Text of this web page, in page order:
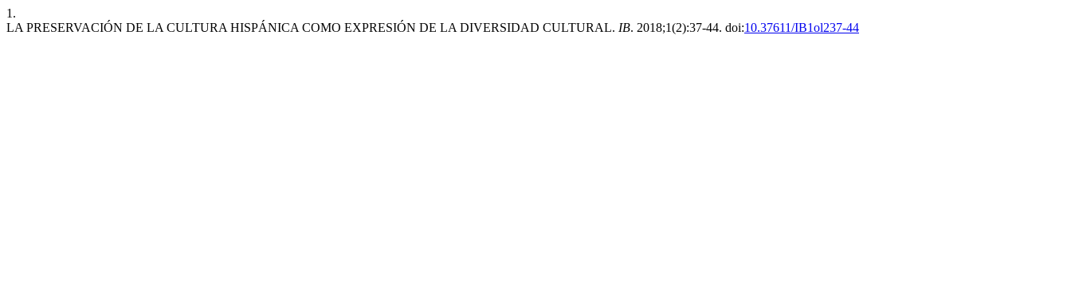
1.
LA PRESERVACIÓN DE LA CULTURA HISPÁNICA COMO EXPRESIÓN DE LA DIVERSIDAD CULTURAL. IB. 2018;1(2):37-44. doi:10.37611/IB1ol237-44